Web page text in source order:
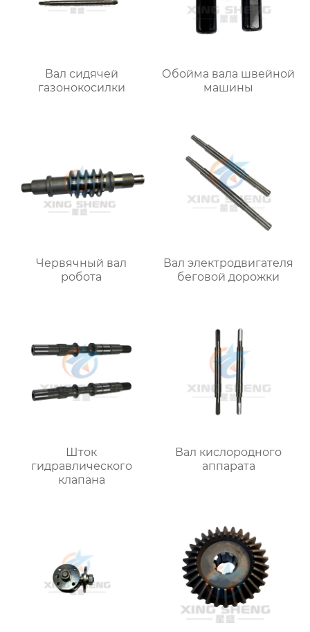
Вал сидячей
газонокосилки
Обойма вала швейной
машины
Червячный вал
робота
Вал электродвигателя
беговой дорожки
Шток
гидравлического
клапана
Вал кислородного
аппарата